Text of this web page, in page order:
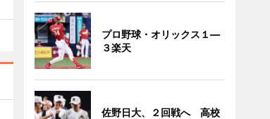
プロ野球・オリックス１―
３楽天
佐野日大、２回戦へ 高校